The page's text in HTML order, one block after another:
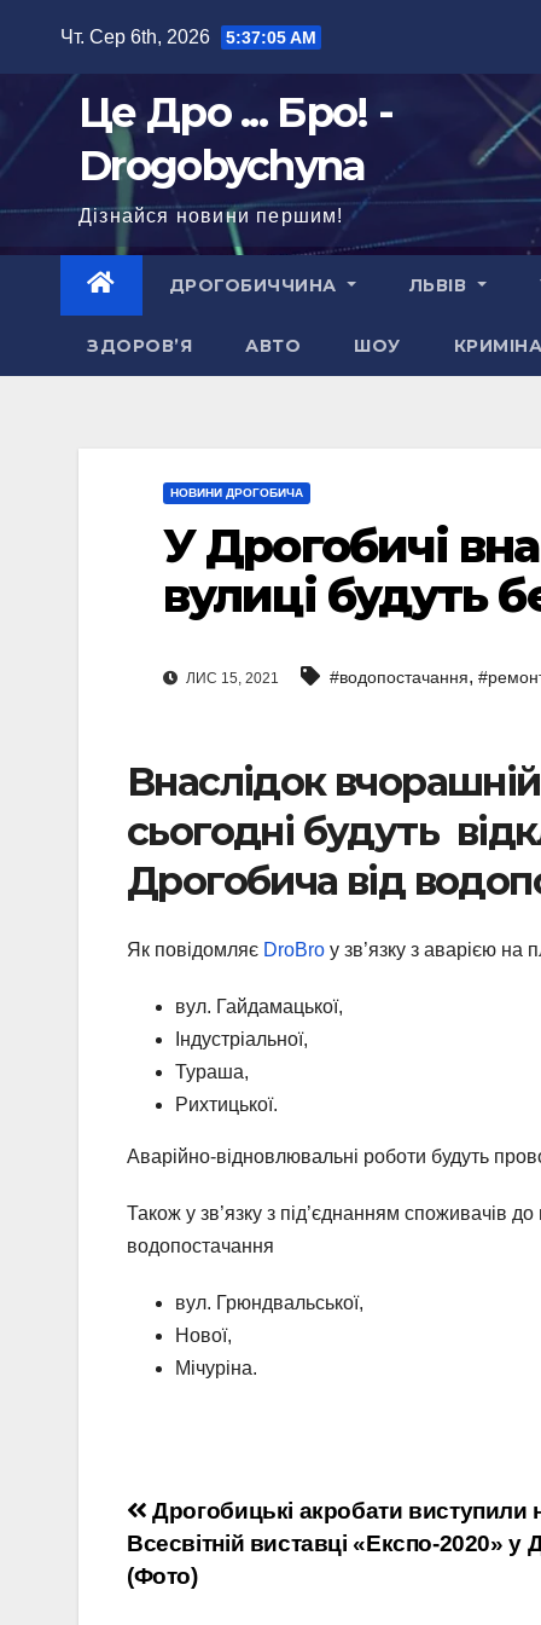
Чт. Сер 6th, 2026 5:37:06 AM
Це Дро ... Бро! -
Drogobychyna
Дізнайся новини першим!
ДРОГОБИЧЧИНА ЛЬВІВ
ЗДОРОВ’Я АВТО ШОУ
НОВИНИ ДРОГОБИЧА
У Дрогобичі
вулиці будуть
ЛИС 15, 2021 #водопостачання,
Внаслідок вчорашній
сьогодні будуть
Дрогобича від
Як повідомляє DroBro у зв’язку з аварією
вул. Гайдамацької,
Індустріальної,
Тураша,
Рихтицької.
Аварійно-відновлювальні роботи будуть
Також у зв’язку з під’єднанням споживачів
водопостачання
вул. Грюндвальської,
Нової,
Мічуріна.
Навігація
записів
Дрогобицькі акробати виступили
Всесвітній виставці «Експо-2020» у
(Фото)